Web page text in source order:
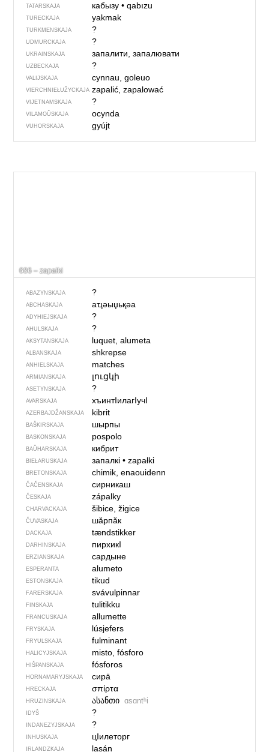
TATARSKAJA кабызу• qabızu
TURECKAJA yakmak
TURKMENSKAJA ?
UDMURCKAJA ?
UKRAINSKAJA запалити, запалювати
UZBECKAJA ?
VALIJSKAJA cynnau, goleuo
VIERCHNIE­ŁUŽYCKAJA zapalić, zapalować
VIJETNAMSKAJA ?
VILAMOŬSKAJA ocynda
VUHORSKAJA gyújt
686 – zapałki
ABAZYNSKAJA ?
ABCHASKAJA аҵәыџьқәа
ADYHIEJSKAJA ?
AHULSKAJA ?
AKSYTANSKAJA luquet, alumeta
ALBANSKAJA shkrepse
ANHIELSKAJA matches
ARMIANSKAJA լուցկի
ASETYNSKAJA ?
AVARSKAJA хъинтIилагIучI
AZERBAJDŽAN­SKAJA kibrit
BAŠKIRSKAJA шырпы
BASKONSKAJA pospolo
BAŬHARSKAJA кибрит
BIEŁARUSKAJA запалкі• zapałki
BRETONSKAJA chimik, enaouidenn
ČAČENSKAJA сирникаш
ČESKAJA zápalky
CHARVACKAJA šibice, žigice
ČUVASKAJA шӑрпӑк
DACKAJA tændstikker
DARHINSKAJA пирхикI
ERZIANSKAJA сардыне
ESPERANTA alumeto
ESTONSKAJA tikud
FARERSKAJA svávulpinnar
FINSKAJA tulitikku
FRANCUSKAJA allumette
FRYSKAJA lúsjefers
FRYULSKAJA fulminant
HALICYJSKAJA misto, fósforo
HIŠPANSKAJA fósforos
HORNAMARYJSKAJA сирӓ
HRECKAJA σπίρτα
HRUZINSKAJA ასანთი ɑsɑntʰi
IDYŠ ?
INDANEZYJSKAJA ?
INHUSKAJA цIилеторг
IRLANDZKAJA lasán